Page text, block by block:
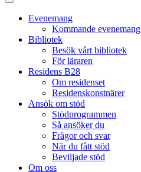
Stäng
huvudmenyn
Evenemang
Kommande evenemang
Bibliotek
Besök vårt bibliotek
För läraren
Residens B28
Om residenset
Residenskonstnärer
Ansök om stöd
Stödprogrammen
Så ansöker du
Frågor och svar
När du fått stöd
Beviljade stöd
Om oss